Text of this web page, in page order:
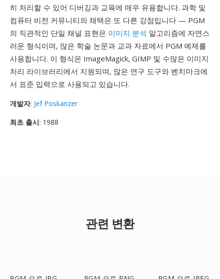
히 처리할 수 있어 디버깅과 교육에 매우 유용합니다. 과학 및
컴퓨터 비전 커뮤니티의 채택은 또 다른 강점입니다 — PGM
의 직관적인 단일 채널 표현은 이미지 분석 알고리즘에 자연스
러운 형식이며, 많은 학술 논문과 교과 자료에서 PGM 예제를
사용합니다. 이 형식은 ImageMagick, GIMP 및 수많은 이미지
처리 라이브러리에서 지원되며, 많은 연구 도구와 벤치마크에
서 표준 입력으로 사용되고 있습니다.
개발자: Jef Poskanzer
최초 출시: 1988
관련 변환